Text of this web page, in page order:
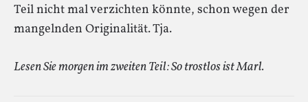
Teil nicht mal verzichten könnte, schon wegen der
mangelnden Originalität. Tja.
Lesen Sie morgen im zweiten Teil: So trostlos ist Marl.